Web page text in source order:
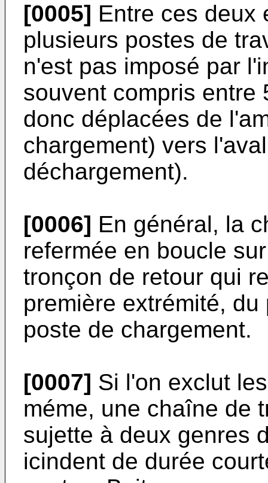
[0005] Entre ces deux
plusieurs postes de
n'est pas imposé par
souvent compris entre
donc déplacées de
chargement) vers
déchargement).
[0006] En général, la
refermée en boucle
tronçon de retour qui
première extrémité,
poste de chargement.
[0007] Si l'on exclut
méme, une chaîne de
sujette à deux genres
icindent de durée